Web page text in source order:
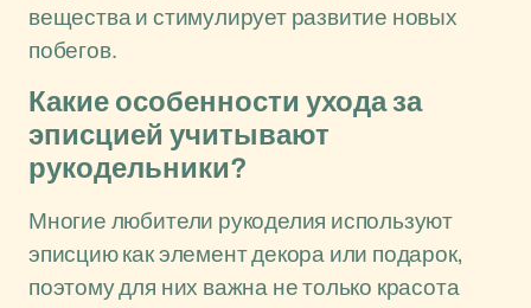
вещества и стимулирует развитие новых
побегов.
Какие особенности ухода за
эписцией учитывают
рукодельники?
Многие любители рукоделия используют
эписцию как элемент декора или подарок,
поэтому для них важна не только красота